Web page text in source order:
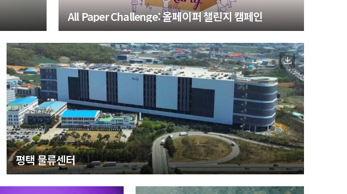
All Paper Challenge: 올페이퍼 챌린지 캠페인
평택 물류센터